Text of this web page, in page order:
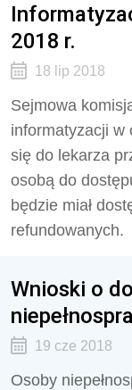
2018 r.
18 lip 2018
Sejmowa
informatyzacji w
się do lekarza
osobą do
będzie miał
refundowanych.
Wnioski o
19 cze 2018
Osoby